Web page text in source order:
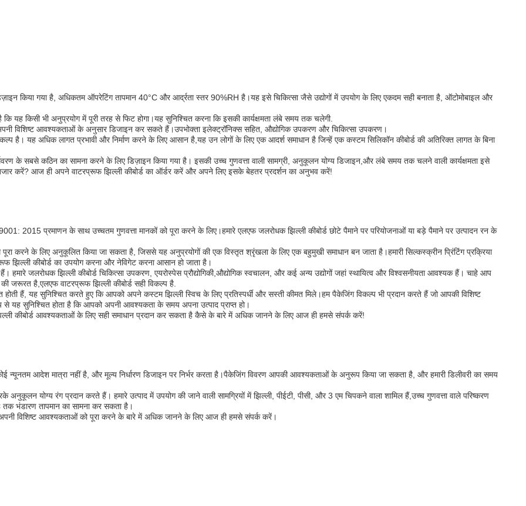
किया गया है, अधिकतम ऑपरेटिंग तापमान 40°C और आर्द्रता स्तर 90%RH है।यह इसे चिकित्सा जैसे उद्योगों में उपयोग के लिए एकदम सही बनाता है, ऑटोमोबाइल और
यह किसी भी अनुप्रयोग में पूरी तरह से फिट होगा।यह सुनिश्चित करना कि इसकी कार्यक्षमता लंबे समय तक चलेगी.
विशिष्ट आवश्यकताओं के अनुसार डिजाइन कर सकते हैं।उपभोक्ता इलेक्ट्रॉनिक्स सहित, औद्योगिक उपकरण और चिकित्सा उपकरण।
है। यह अधिक लागत प्रभावी और निर्माण करने के लिए आसान है,यह उन लोगों के लिए एक आदर्श समाधान है जिन्हें एक कस्टम सिलिकॉन कीबोर्ड की अतिरिक्त लागत के बिना
के सबसे कठिन का सामना करने के लिए डिज़ाइन किया गया है। इसकी उच्च गुणवत्ता वाली सामग्री, अनुकूलन योग्य डिजाइन,और लंबे समय तक चलने वाली कार्यक्षमता इसे
करें? आज ही अपने वाटरप्रूफ झिल्ली कीबोर्ड का ऑर्डर करें और अपने लिए इसके बेहतर प्रदर्शन का अनुभव करें!
2015 प्रमाणन के साथ उच्चतम गुणवत्ता मानकों को पूरा करने के लिए।हमारे एलएफ जलरोधक झिल्ली कीबोर्ड छोटे पैमाने पर परियोजनाओं या बड़े पैमाने पर उत्पादन रन के
करने के लिए अनुकूलित किया जा सकता है, जिससे यह अनुप्रयोगों की एक विस्तृत श्रृंखला के लिए एक बहुमुखी समाधान बन जाता है।हमारी सिल्कस्क्रीन प्रिंटिंग प्रक्रिया
कीबोर्ड का उपयोग करना और नेविगेट करना आसान हो जाता है।
जलरोधक झिल्ली कीबोर्ड चिकित्सा उपकरण, एयरोस्पेस प्रौद्योगिकी,औद्योगिक स्वचालन, और कई अन्य उद्योगों जहां स्थायित्व और विश्वसनीयता आवश्यक हैं। चाहे आप
जरूरत है,एलएफ वाटरप्रूफ झिल्ली कीबोर्ड सही विकल्प है.
हैं, यह सुनिश्चित करते हुए कि आपको अपने कस्टम झिल्ली स्विच के लिए प्रतिस्पर्धी और सस्ती कीमत मिले।हम पैकेजिंग विकल्प भी प्रदान करते हैं जो आपकी विशिष्ट
सुनिश्चित होता है कि आपको अपनी आवश्यकता के समय अपना उत्पाद प्राप्त हो।
कीबोर्ड आवश्यकताओं के लिए सही समाधान प्रदान कर सकता है कैसे के बारे में अधिक जानने के लिए आज ही हमसे संपर्क करें!
न्यूनतम आदेश मात्रा नहीं है, और मूल्य निर्धारण डिजाइन पर निर्भर करता है।पैकेजिंग विवरण आपकी आवश्यकताओं के अनुरूप किया जा सकता है, और हमारी डिलीवरी का समय
योग्य रंग प्रदान करते हैं। हमारे उत्पाद में उपयोग की जाने वाली सामग्रियों में झिल्ली, पीईटी, पीसी, और 3 एम चिपकने वाला शामिल हैं,उच्च गुणवत्ता वाले परिष्करण
भंडारण तापमान का सामना कर सकता है।
विशिष्ट आवश्यकताओं को पूरा करने के बारे में अधिक जानने के लिए आज ही हमसे संपर्क करें।